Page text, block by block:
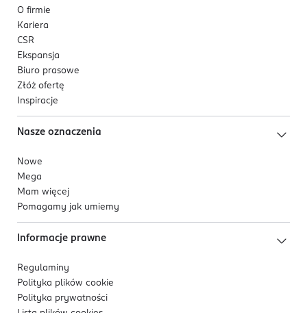
O firmie
Kariera
CSR
Ekspansja
Biuro prasowe
Złóż ofertę
Inspiracje
Nasze oznaczenia
Nowe
Mega
Mam więcej
Pomagamy jak umiemy
Informacje prawne
Regulaminy
Polityka plików cookie
Polityka prywatności